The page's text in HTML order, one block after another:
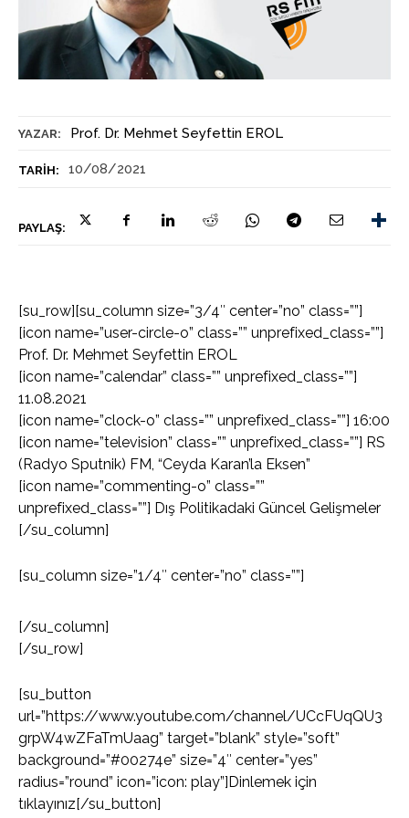
YAZAR: Prof. Dr. Mehmet Seyfettin EROL
TARIH: 10/08/2021
PAYLAŞ:
[su_row][su_column size=”3/4″ center=”no” class=””]
[icon name=”user-circle-o” class=”” unprefixed_class=””]
Prof. Dr. Mehmet Seyfettin EROL
[icon name=”calendar” class=”” unprefixed_class=””]
11.08.2021
[icon name=”clock-o” class=”” unprefixed_class=””] 16:00
[icon name=”television” class=”” unprefixed_class=””] RS
(Radyo Sputnik) FM, “Ceyda Karan’la Eksen”
[icon name=”commenting-o” class=””
unprefixed_class=””] Dış Politikadaki Güncel Gelişmeler
[/su_column]
[su_column size=”1/4″ center=”no” class=””]
[/su_column]
[/su_row]
[su_button
url=”https://www.youtube.com/channel/UCcFUqQU3
grpW4wZFaTmUaag” target=”blank” style=”soft”
background=”#00274e” size=”4″ center=”yes”
radius=”round” icon=”icon: play”]Dinlemek için
tıklayınız[/su_button]